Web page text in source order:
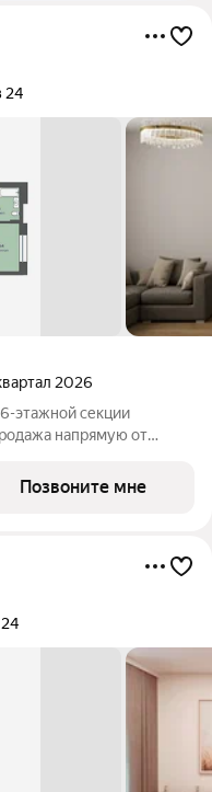
24
2026
этажной секции
напрямую от
варианта
по
Позвоните мне
24